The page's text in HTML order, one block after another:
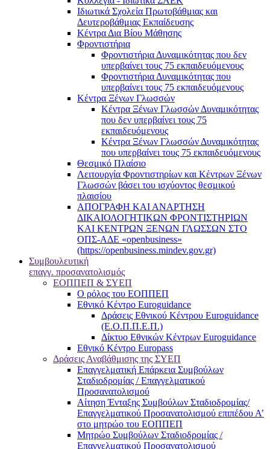
Ιδιωτικά Σχολεία Πρωτοβάθμιας και
Δευτεροβάθμιας Εκπαίδευσης
Κέντρα Δια Βίου Μάθησης
Φροντιστήρια
Φροντιστήρια Δυναμικότητας που δεν
υπερβαίνει τους 75 εκπαιδευόμενους
Φροντιστήρια Δυναμικότητας που
υπερβαίνει τους 75 εκπαιδευόμενους
Κέντρα Ξένων Γλωσσών
Kέντρα Ξένων Γλωσσών Δυναμικότητας
που δεν υπερβαίνει τους 75
εκπαιδευόμενους
Kέντρα Ξένων Γλωσσών Δυναμικότητας
που υπερβαίνει τους 75 εκπαιδευόμενους
Θεσμικό Πλαίσιο
Λειτουργία Φροντιστηρίων και Κέντρων Ξένων
Γλωσσών βάσει του ισχύοντος θεσμικού
πλαισίου
ΑΠΟΓΡΑΦΗ ΚΑΙ ΑΝΑΡΤΗΣΗ
ΔΙΚΑΙΟΛΟΓΗΤΙΚΩΝ ΦΡΟΝΤΙΣΤΗΡΙΩΝ
ΚΑΙ ΚΕΝΤΡΩΝ ΞΕΝΩΝ ΓΛΩΣΣΩΝ ΣΤΟ
ΟΠΣ-ΑΔΕ «openbusiness»
(https://openbusiness.mindev.gov.gr)
Συμβουλευτική
επαγγ. προσανατολισμός
ΕΟΠΠΕΠ & ΣΥΕΠ
Ο ρόλος του ΕΟΠΠΕΠ
Εθνικό Κέντρο Euroguidance
Δράσεις Εθνικού Κέντρου Euroguidance
(Ε.Ο.Π.Π.Ε.Π.)
Δίκτυο Εθνικών Κέντρων Euroguidance
Εθνικό Κέντρο Europass
Δράσεις Αναβάθμισης της ΣΥΕΠ
Επαγγελματική Επάρκεια Συμβούλων
Σταδιοδρομίας / Επαγγελματικού
Προσανατολισμού
Αίτηση Ένταξης Συμβούλων Σταδιοδρομίας/
Επαγγελματικού Προσανατολισμού επιπέδου Α’
στο μητρώο του ΕΟΠΠΕΠ
Μητρώο Συμβούλων Σταδιοδρομίας /
Επαγγελματικού Προσανατολισμού